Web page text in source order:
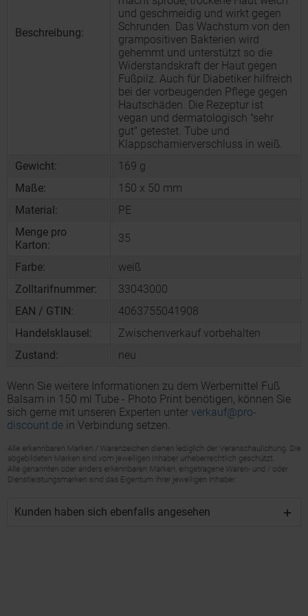
Beschreibung:
und geschmeidig und wirkt gegen
Schrunden. Das Wachstum von den
grampositiven Bakterien wird
gehemmt und unterstützt so die
Widerstandskraft der Haut gegen
Fußpilz. Auch für Diabetiker hilfreich
bei der vorbeugenden Pflege gegen
Hautschäden. Die Rezeptur ist
vegan und dermatologisch "sehr
gut" getestet. Tube und
Klappscharnierverschluss in weiß.
Gewicht:
169 g
Maße:
150 x 50 mm
Material:
PE
Menge pro
Karton:
35
Farbe:
weiß
Zolltarifnummer:
33043000
EAN / GTIN:
4063755041908
Handelsklausel:
Zwischenverkauf vorbehalten
Zustand:
neu
Wenn Sie weitere Informationen zu dem Werbemittel Fuß
Balsam in 150 ml Tube - Photo Print benötigen, können Sie
sich gerne mit unseren Experten unter verkauf@pro-
discount.de in Verbindung setzen.
Kunden haben sich ebenfalls angesehen